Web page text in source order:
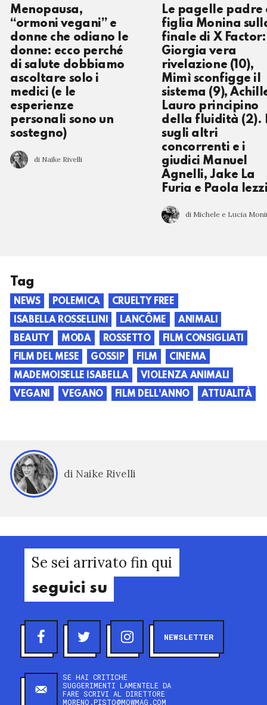
Menopausa,
“ormoni vegani” e
donne che odiano le
donne: ecco perché
di salute dobbiamo
ascoltare solo i
medici (e le
esperienze
personali sono un
sostegno)
di Naike Rivelli
Le pagelle padre
figlia Monina
finale di X Factor:
Giorgia vera
rivelazione (10),
Mimì sconfigge il
sistema (9),
Lauro principino
della fluidità (2).
sugli altri
concorrenti e i
giudici Manuel
Agnelli, Jake La
Furia e Paola
di Michele e Lucia
Tag
NEWS POLEMICA
CRUELTY FREE
ISABELLA ROSSELLINI
LANCÔME
ANIMALI
BEAUTY
MODA ROSSETTO
FILM CONSIGLIATI
FILM DEL MESE
GOSSIP FILM
CINEMA
MADEMOISELLE ISABELLA
VIOLENZA ANIMALI
VEGANI
VEGANO FILM DELL'ANNO ATTUALITÀ
di Naike Rivelli
Se sei arrivato fin qui
seguici su
NEWSLETTER
SE HAI CRITICHE
SUGGERIMENTI LAMENTELE DA
FARE SCRIVI AL DIRETTORE
MORENO.PISTO@MOWMAG.COM